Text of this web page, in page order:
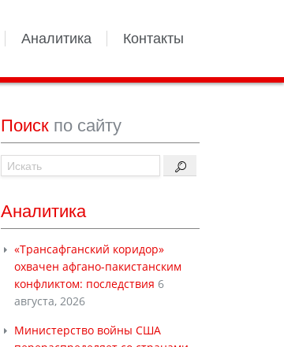
Аналитика Контакты
Поиск по сайту
Аналитика
«Трансафганский коридор»
охвачен афгано-пакистанским
конфликтом: последствия 6
августа, 2026
Министерство войны США